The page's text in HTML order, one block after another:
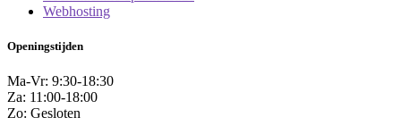
Webhosting
Openingstijden
Ma-Vr: 9:30-18:30
Za: 11:00-18:00
Zo: Gesloten